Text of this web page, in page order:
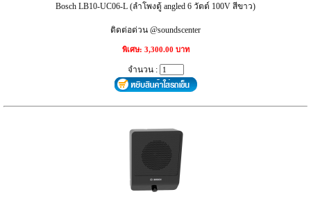
Bosch LB10-UC06-L (ลำโพงตู้ angled 6 วัตต์ 100V สีขาว)
ติดต่อด่วน @soundscenter
พิเศษ: 3,300.00 บาท
จำนวน :